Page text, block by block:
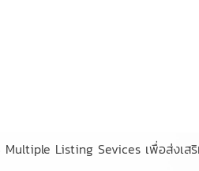
Multiple Listing Sevices เพื่อส่งเ